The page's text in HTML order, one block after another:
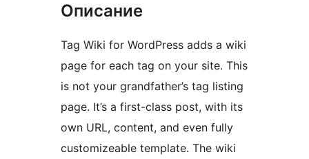
Описание
Tag Wiki for WordPress adds a wiki
page for each tag on your site. This
is not your grandfather’s tag listing
page. It’s a first-class post, with its
own URL, content, and even fully
customizeable template. The wiki